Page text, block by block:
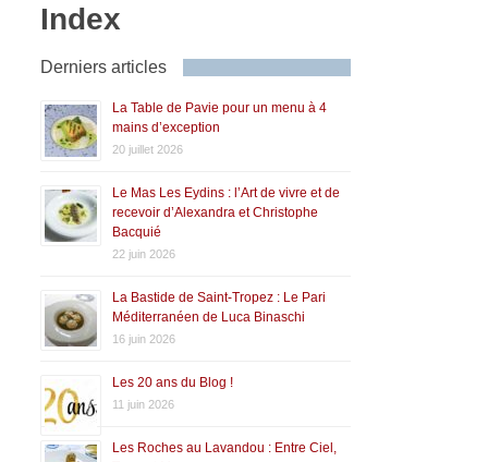
Index
Derniers articles
La Table de Pavie pour un menu à 4
mains d’exception
20 juillet 2026
Le Mas Les Eydins : l’Art de vivre et de
recevoir d’Alexandra et Christophe
Bacquié
22 juin 2026
La Bastide de Saint-Tropez : Le Pari
Méditerranéen de Luca Binaschi
16 juin 2026
Les 20 ans du Blog !
11 juin 2026
Les Roches au Lavandou : Entre Ciel,